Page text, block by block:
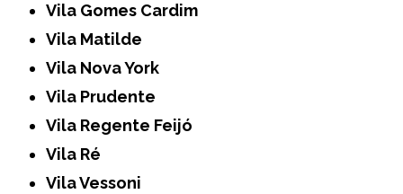
Vila Gomes Cardim
Vila Matilde
Vila Nova York
Vila Prudente
Vila Regente Feijó
Vila Ré
Vila Vessoni